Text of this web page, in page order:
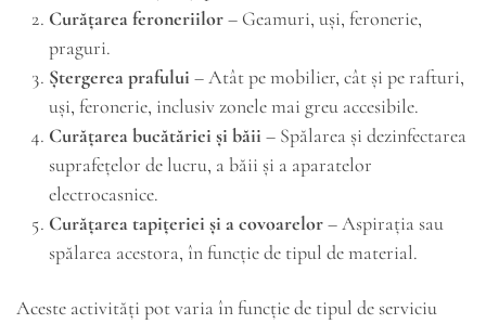
Curățarea feroneriilor– Geamuri, uși, feronerie,
praguri.
Ștergerea prafului – Atât pe mobilier, cât și pe rafturi,
uși, feronerie, inclusiv zonele mai greu accesibile.
Curățarea bucătăriei și băii – Spălarea și dezinfectarea
suprafețelor de lucru, a băii și a aparatelor
electrocasnice.
Curățarea tapițeriei și a covoarelor– Aspirația sau
spălarea acestora, în funcție de tipul de material.
Aceste activități pot varia în funcție de tipul de serviciu